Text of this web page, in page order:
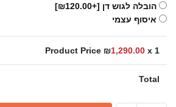
הובלה לגוש דן [+₪120.00]
איסוף עצמי
Product Price ₪1,290.00 x 1
Total